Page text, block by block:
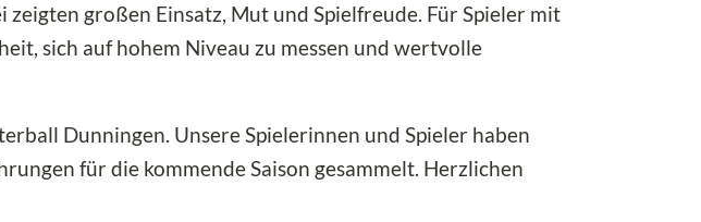
großen Einsatz, Mut und Spielfreude. Für Spieler mit
sich auf hohem Niveau zu messen und wertvolle
Dunningen. Unsere Spielerinnen und Spieler haben
für die kommende Saison gesammelt. Herzlichen